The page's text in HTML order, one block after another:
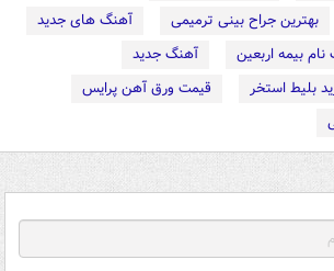
بهترین جراح بینی ترمیمی
آهنگ های جدید
نام بیمه اربعین
آهنگ جدید
بلیط استخر
قیمت ورق آهن پرایس